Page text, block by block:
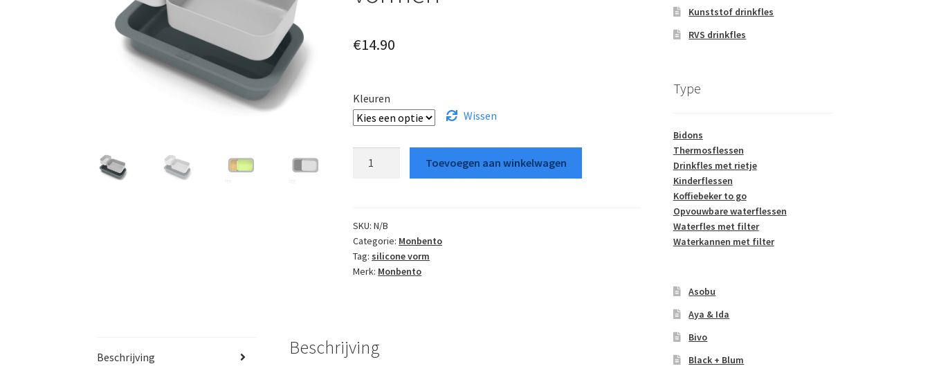
€14.90
Kleuren
Wissen
Toevoegen aan winkelwagen
SKU:N/B
Categorie: Monbento
Tag: silicone vorm
Merk: Monbento
Beschrijving Beschrijving
Kunststof drinkfles
RVS drinkfles
Type
Bidons
Thermosflessen
Drinkfles met rietje
Kinderflessen
Koffiebeker to go
Opvouwbare waterflessen
Waterfles met filter
Waterkannen met filter
Asobu
Aya & Ida
Bivo
Black + Blum